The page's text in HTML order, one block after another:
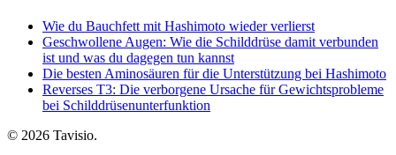
Wie du Bauchfett mit Hashimoto wieder verlierst
Geschwollene Augen: Wie die Schilddrüse damit verbunden
ist und was du dagegen tun kannst
Die besten Aminosäuren für die Unterstützung bei Hashimoto
Reverses T3: Die verborgene Ursache für Gewichtsprobleme
bei Schilddrüsenunterfunktion
© 2026 Tavisio.